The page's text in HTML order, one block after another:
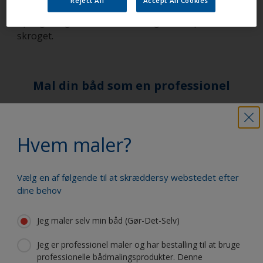
tager den mellem fingrene, vil vi anbefale dig at
skroget.
Hvem maler?
Vælg en af følgende til at skræddersy webstedet efter
dine behov
Jeg maler selv min båd (Gør-Det-Selv)
Jeg er professionel maler og har bestalling til at bruge
professionelle bådmalingsprodukter. Denne
Mal din båd som en professionel
din båd i fantastisk stand
Drag fordel af vores fortsatte